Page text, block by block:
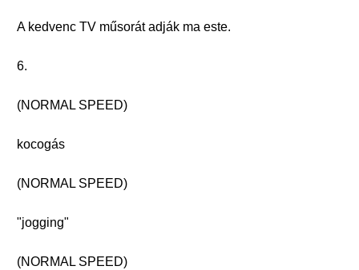
A kedvenc TV műsorát adják ma este.
6.
(NORMAL SPEED)
kocogás
(NORMAL SPEED)
"jogging"
(NORMAL SPEED)